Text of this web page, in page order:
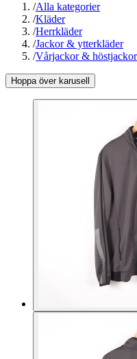
/Alla kategorier
/Kläder
/Herrkläder
/Jackor & ytterkläder
/Vårjackor & höstjackor
Hoppa över karusell